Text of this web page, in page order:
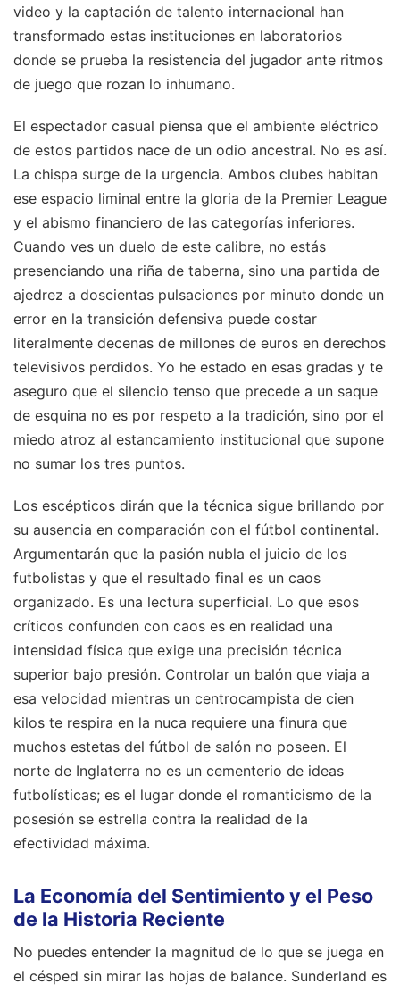
video y la captación de talento internacional han
transformado estas instituciones en laboratorios
donde se prueba la resistencia del jugador ante ritmos
de juego que rozan lo inhumano.
El espectador casual piensa que el ambiente eléctrico
de estos partidos nace de un odio ancestral. No es así.
La chispa surge de la urgencia. Ambos clubes habitan
ese espacio liminal entre la gloria de la Premier League
y el abismo financiero de las categorías inferiores.
Cuando ves un duelo de este calibre, no estás
presenciando una riña de taberna, sino una partida de
ajedrez a doscientas pulsaciones por minuto donde un
error en la transición defensiva puede costar
literalmente decenas de millones de euros en derechos
televisivos perdidos. Yo he estado en esas gradas y te
aseguro que el silencio tenso que precede a un saque
de esquina no es por respeto a la tradición, sino por el
miedo atroz al estancamiento institucional que supone
no sumar los tres puntos.
Los escépticos dirán que la técnica sigue brillando por
su ausencia en comparación con el fútbol continental.
Argumentarán que la pasión nubla el juicio de los
futbolistas y que el resultado final es un caos
organizado. Es una lectura superficial. Lo que esos
críticos confunden con caos es en realidad una
intensidad física que exige una precisión técnica
superior bajo presión. Controlar un balón que viaja a
esa velocidad mientras un centrocampista de cien
kilos te respira en la nuca requiere una finura que
muchos estetas del fútbol de salón no poseen. El
norte de Inglaterra no es un cementerio de ideas
futbolísticas; es el lugar donde el romanticismo de la
posesión se estrella contra la realidad de la
efectividad máxima.
La Economía del Sentimiento y el Peso
de la Historia Reciente
No puedes entender la magnitud de lo que se juega en
el césped sin mirar las hojas de balance. Sunderland es